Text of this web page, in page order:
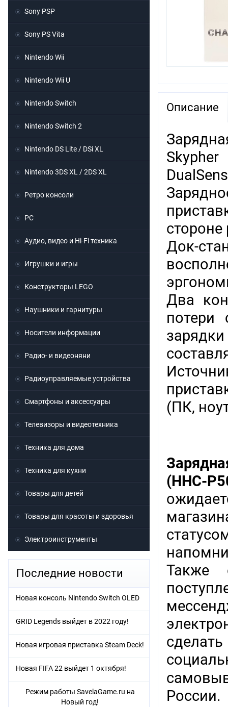
Описание
Док-
Два
потери
(ПК,
(HHC-
Также
России.
Sony PSP
Sony PS Vita
Nintendo Wii
Nintendo Wii U
Nintendo Switch
Nintendo Switch 2
Nintendo DS Lite / DSi XL
Nintendo 3DS XL / 2DS XL
Ретро консоли
PC
Аудио, видео и Hi-Fi техника
Игрушки и игры
Конструкторы LEGO
Наушники и гарнитуры
Носители информации
Радио- и видеоняни
Радиоуправляемые устройства
Смартфоны и аксессуары
Телевизоры и видеотехника
Техника для дома
Техника для кухни
Товары для детей
Товары для красоты и здоровья
Электроинструменты
Последние новости
Новая консоль Nintendo Switch OLED
GRID Legends выйдет в 2022 году!
Новая игровая приставка Steam Deck!
Новая FIFA 22 выйдет 1 октября!
Режим работы SavelaGame.ru на
Новый год!